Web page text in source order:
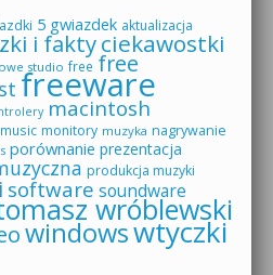
5 gwiazdek aktualizacja
i faktyciekawostki
studio free free
freeware
macintosh
monitory muzyka nagrywanie
porównanie prezentacja
produkcja muzyki
software soundware
wróblewski
windowswtyczki